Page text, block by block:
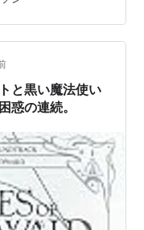
リンジーローハン
ほんとにまったく
のように語るこ
い冒涜がある──に
と黒い魔法使い
惑の連続。